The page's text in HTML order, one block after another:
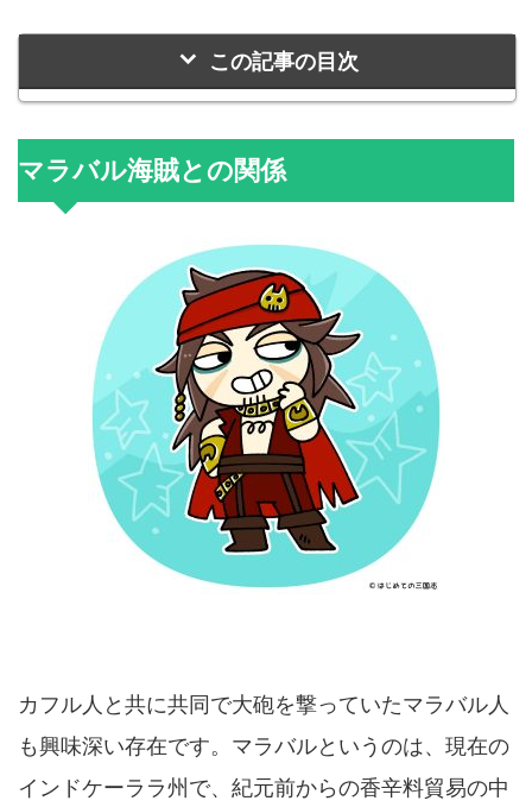
この記事の目次
マラバル海賊との関係
カフル人と共に共同で大砲を撃っていたマラバル人
も興味深い存在です。マラバルというのは、現在の
インドケーララ州で、紀元前からの香辛料貿易の中